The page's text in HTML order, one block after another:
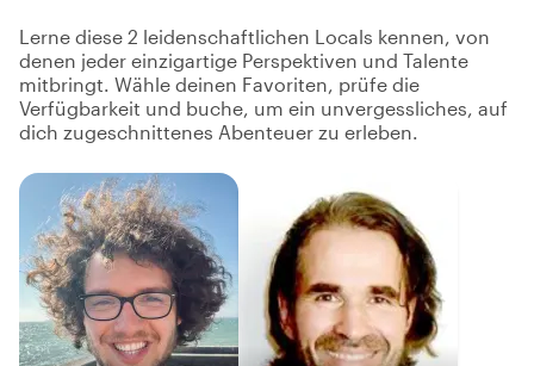
Lerne diese 2 leidenschaftlichen Locals kennen, von
denen jeder einzigartige Perspektiven und Talente
mitbringt. Wähle deinen Favoriten, prüfe die
Verfügbarkeit und buche, um ein unvergessliches, auf
dich zugeschnittenes Abenteuer zu erleben.